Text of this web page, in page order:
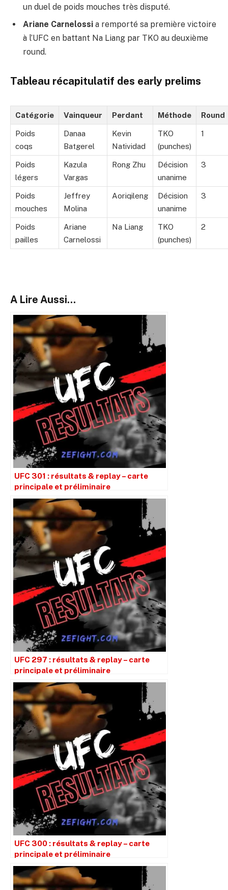
un duel de poids mouches très disputé.
Ariane Carnelossi a remporté sa première victoire
à l’UFC en battant Na Liang par TKO au deuxième
round.
Tableau récapitulatif des early prelims
Catégorie Vainqueur Perdant Méthode Round
Poids
coqs
Danaa
Batgerel
Kevin
Natividad
TKO
(punches)
1
Poids
légers
Kazula
Vargas
Rong Zhu
Décision
unanime
3
Poids
mouches
Jeffrey
Molina
Aoriqileng
Décision
unanime
3
Poids
pailles
Ariane
Carnelossi
Na Liang
TKO
(punches)
2
A Lire Aussi...
UFC 301 : résultats & replay – carte
principale et préliminaire
UFC 297 : résultats & replay – carte
principale et préliminaire
UFC 300 : résultats & replay – carte
principale et préliminaire